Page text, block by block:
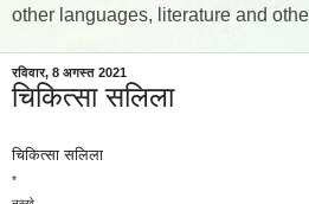
other languages, literature and
रविवार, 8 अगस्त 2021
चिकित्सा सलिला
चिकित्सा सलिला
*